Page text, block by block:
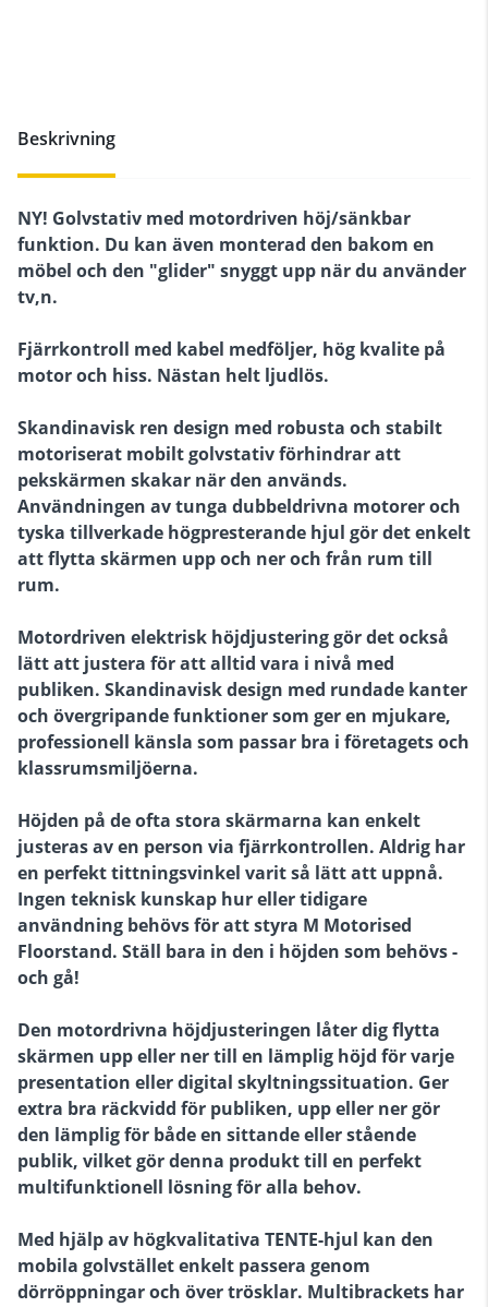
Beskrivning
NY! Golvstativ med motordriven höj/sänkbar
funktion. Du kan även monterad den bakom en
möbel och den "glider" snyggt upp när du använder
tv,n.
Fjärrkontroll med kabel medföljer, hög kvalite på
motor och hiss. Nästan helt ljudlös.
Skandinavisk ren design med robusta och stabilt
motoriserat mobilt golvstativ förhindrar att
pekskärmen skakar när den används.
Användningen av tunga dubbeldrivna motorer och
tyska tillverkade högpresterande hjul gör det enkelt
att flytta skärmen upp och ner och från rum till
rum.
Motordriven elektrisk höjdjustering gör det också
lätt att justera för att alltid vara i nivå med
publiken. Skandinavisk design med rundade kanter
och övergripande funktioner som ger en mjukare,
professionell känsla som passar bra i företagets och
klassrumsmiljöerna.
Höjden på de ofta stora skärmarna kan enkelt
justeras av en person via fjärrkontrollen. Aldrig har
en perfekt tittningsvinkel varit så lätt att uppnå.
Ingen teknisk kunskap hur eller tidigare
användning behövs för att styra M Motorised
Floorstand. Ställ bara in den i höjden som behövs -
och gå!
Den motordrivna höjdjusteringen låter dig flytta
skärmen upp eller ner till en lämplig höjd för varje
presentation eller digital skyltningssituation. Ger
extra bra räckvidd för publiken, upp eller ner gör
den lämplig för både en sittande eller stående
publik, vilket gör denna produkt till en perfekt
multifunktionell lösning för alla behov.
Med hjälp av högkvalitativa TENTE-hjul kan den
mobila golvstället enkelt passera genom
dörröppningar och över trösklar. Multibrackets har